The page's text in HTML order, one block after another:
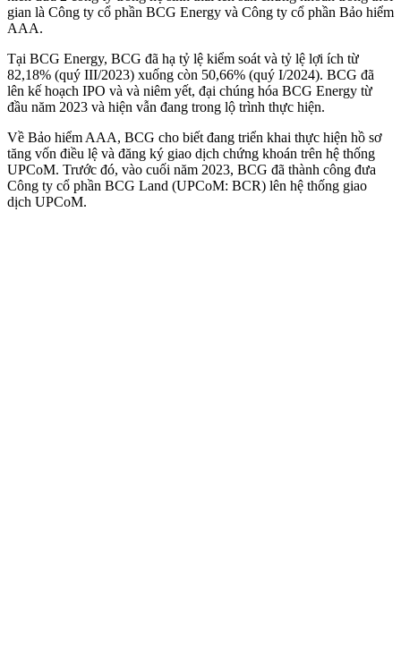
gian là Công ty cổ phần BCG Energy và Công ty cổ phần Bảo hiểm
AAA.
Tại BCG Energy, BCG đã hạ tỷ lệ kiểm soát và tỷ lệ lợi ích từ
82,18% (quý III/2023) xuống còn 50,66% (quý I/2024). BCG đã
lên kế hoạch IPO và và niêm yết, đại chúng hóa BCG Energy từ
đầu năm 2023 và hiện vẫn đang trong lộ trình thực hiện.
Về Bảo hiểm AAA, BCG cho biết đang triển khai thực hiện hồ sơ
tăng vốn điều lệ và đăng ký giao dịch chứng khoán trên hệ thống
UPCoM. Trước đó, vào cuối năm 2023, BCG đã thành công đưa
Công ty cổ phần BCG Land (UPCoM: BCR) lên hệ thống giao
dịch UPCoM.